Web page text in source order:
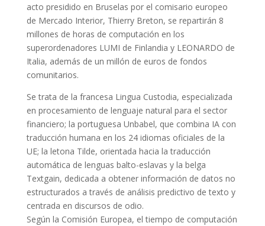
acto presidido en Bruselas por el comisario europeo
de Mercado Interior, Thierry Breton, se repartirán 8
millones de horas de computación en los
superordenadores LUMI de Finlandia y LEONARDO de
Italia, además de un millón de euros de fondos
comunitarios.
Se trata de la francesa Lingua Custodia, especializada
en procesamiento de lenguaje natural para el sector
financiero; la portuguesa Unbabel, que combina IA con
traducción humana en los 24 idiomas oficiales de la
UE; la letona Tilde, orientada hacia la traducción
automática de lenguas balto-eslavas y la belga
Textgain, dedicada a obtener información de datos no
estructurados a través de análisis predictivo de texto y
centrada en discursos de odio.
Según la Comisión Europea, el tiempo de computación